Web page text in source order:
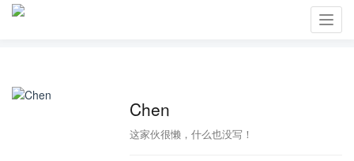
Chen
这家伙很懒，什么也没写！